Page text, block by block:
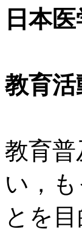
日本
日
教育活
歯科
教育
い，
とを